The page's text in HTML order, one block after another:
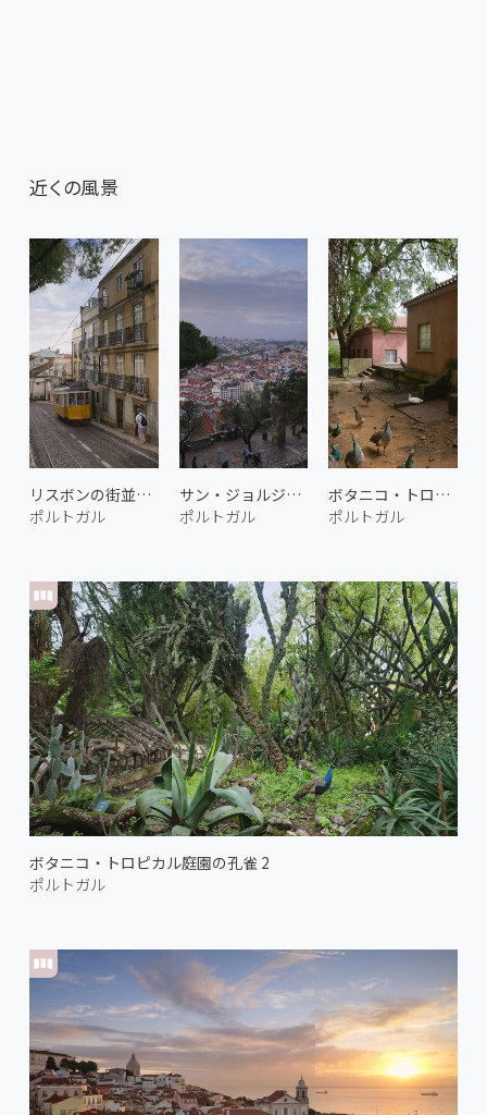
近くの風景
リスボンの街並み 1
ポルトガル
ボタニコ・トロピカル庭園の孔雀 2
ポルトガル
サン・ジョルジェ城からの眺め 1
ポルトガル
ボタニコ・トロピカル庭園の孔雀 1
ポルトガル